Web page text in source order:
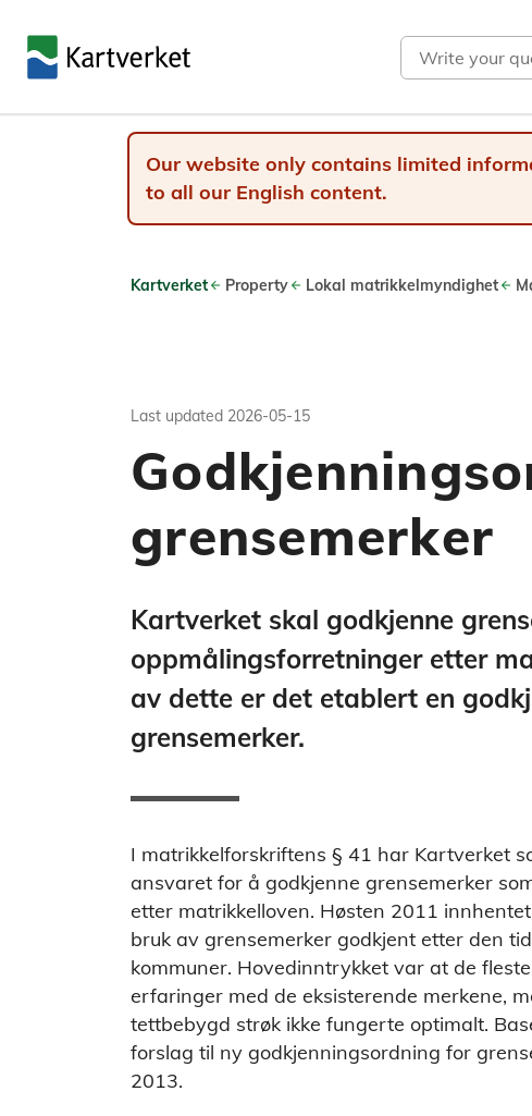
Search
Our website only contains limited
to all our English content.
Kartverket Property Lokal matrikkelmyndighet
Last updated 2026-05-15
grensemerker
Kartverket skal godkjenne
oppmålingsforretninger etter
av dette er det etablert en
grensemerker.
I matrikkelforskriftens § 41 har Kartverket
ansvaret for å godkjenne grensemerker
etter matrikkelloven. Høsten 2011
bruk av grensemerker godkjent etter den
kommuner. Hovedinntrykket var at de
erfaringer med de eksisterende merkene,
tettbebygd strøk ikke fungerte optimalt.
forslag til ny godkjenningsordning for
2013.